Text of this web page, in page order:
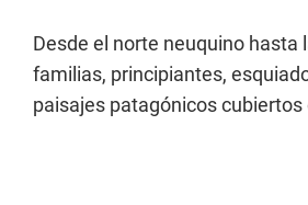
Desde el norte neuquino hasta
familias, principiantes,
paisajes patagónicos cubiertos